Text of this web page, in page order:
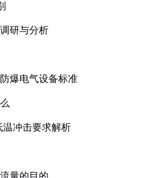
研与分析
爆电气设备标准
温冲击要求解析
量的目的